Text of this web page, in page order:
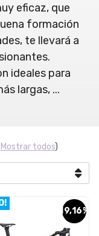
eficaz, que
formación
te llevará a
ideales para
largas, ...
Mostrar todos)
19,16%